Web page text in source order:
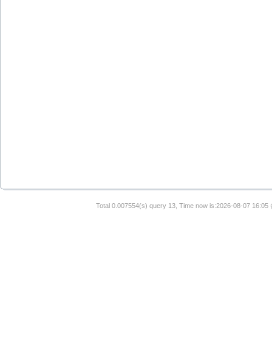
Total 0.007554(s) query 13, Time now is:2026-08-07 16:05